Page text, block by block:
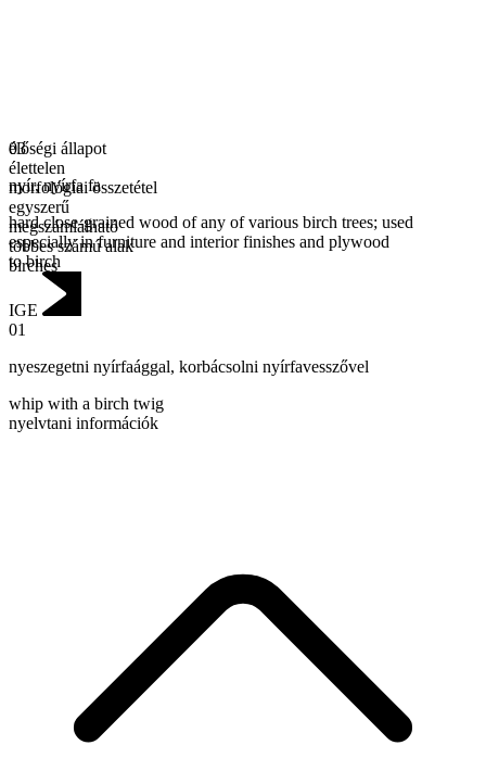
élőségi állapot
élettelen
morfológiai összetétel
egyszerű
megszámlálható
többes számú alak
birches
03
nyír,nyírfa fa
hard close-grained wood of any of various birch trees; used
especially in furniture and interior finishes and plywood
to birch
IGE
01
nyeszegetni nyírfaággal, korbácsolni nyírfavesszővel
whip with a birch twig
nyelvtani információk